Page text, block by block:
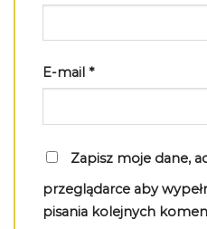
E-mail *
Zapisz moje dane,
przeglądarce aby
pisania kolejnych